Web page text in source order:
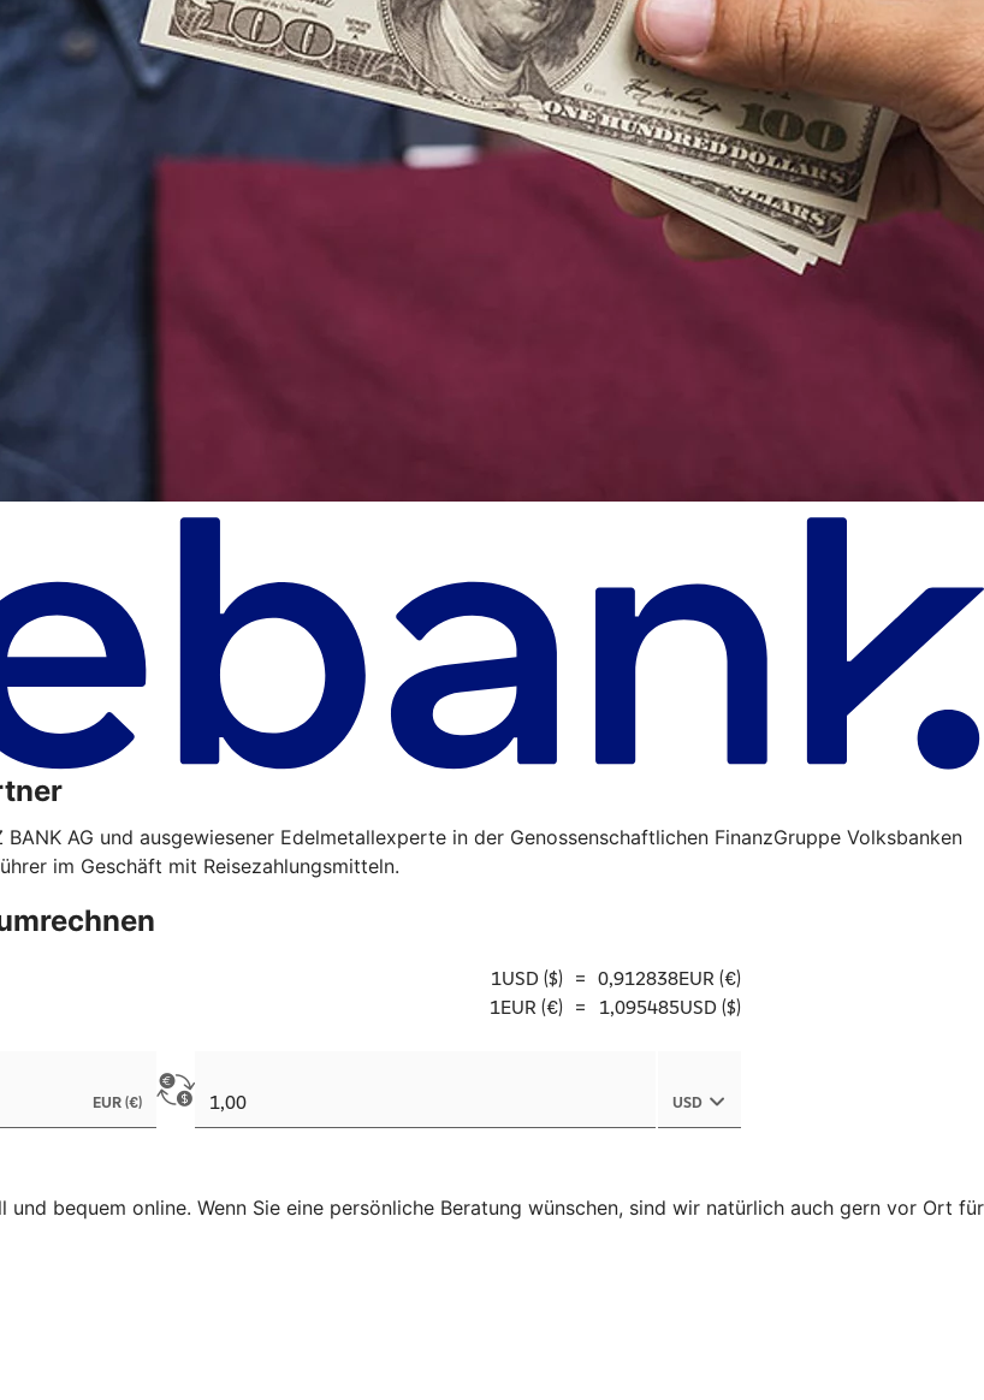
AG und ausgewiesener Edelmetallexperte in der Genossenschaftlichen FinanzGruppe Volksbanken
im Geschäft mit Reisezahlungsmitteln.
bequem online. Wenn Sie eine persönliche Beratung wünschen, sind wir natürlich auch gern vor Ort für